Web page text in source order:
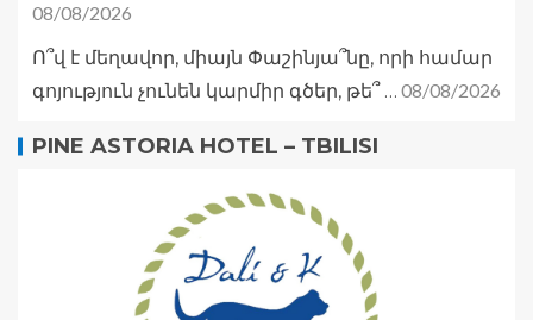
08/08/2026
Ո՞վ է մեղավոր, միայն Փաշինյա՞նը, որի համար
գոյություն չունեն կարմիր գծեր, թե՞ … 08/08/2026
PINE ASTORIA HOTEL – TBILISI